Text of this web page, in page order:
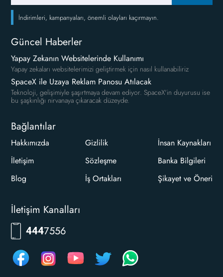
İndirimleri, kampanyaları, önemli olayları kaçırmayın.
Güncel Haberler
Yapay Zekanın Websitelerinde Kullanımı
Yapay zekaları websitelerimizi geliştirmek için nasıl kullanabiliriz
SpaceX ile Uzaya Reklam Panosu Atılacak
Teknoloji, gelişimiyle şaşırtmaya devam ediyor. SpaceX'in duyurusu ise
bu şaşkınlığı nirvanaya çıkaracak düzeyde.
Bağlantılar
Hakkımızda
İletişim
Blog
Gizlilik
Sözleşme
İş Ortakları
İnsan Kaynakları
Banka Bilgileri
Şikayet ve Öneri
İletişim Kanalları
4447556